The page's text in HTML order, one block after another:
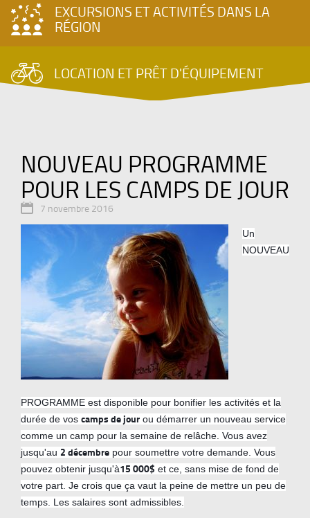
EXCURSIONS ET ACTIVITÉS DANS LA
RÉGION
LOCATION ET PRÊT D'ÉQUIPEMENT
NOUVEAU PROGRAMME
POUR LES CAMPS DE JOUR
 7 novembre 2016
Un
NOUVEAU
PROGRAMME est disponible pour bonifier les activités et la
durée de vos camps de jour ou démarrer un nouveau service
comme un camp pour la semaine de relâche. Vous avez
jusqu'au 2 décembre pour soumettre votre demande. Vous
pouvez obtenir jusqu'à15 000$ et ce, sans mise de fond de
votre part. Je crois que ça vaut la peine de mettre un peu de
temps. Les salaires sont admissibles.